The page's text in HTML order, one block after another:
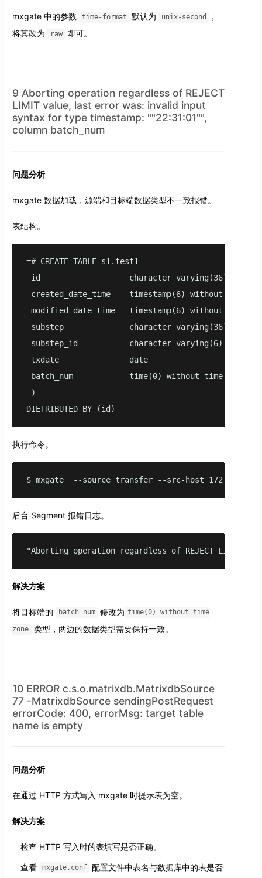
mxgate 中的参数 time-format 默认为 unix-second
，
将其改为
raw 即可。
9 Aborting operation regardless of REJECT
LIMIT value, last error was: invalid input
syntax for type timestamp: ""22:31:01"",
column batch_num
问题分析
mxgate 数据加载，源端和目标端数据类型不一致报错。
表结构。
=# CREATE TABLE s1.test1
id                   character varying(36),
created_date_time    timestamp(6) without time
modified_date_time   timestamp(6) without time
substep              character varying(36)
substep_id           character varying(6)
txdate               date
batch_num            time(0) without time
)
DIETRIBUTED BY (id)
执行命令。
$ mxgate  --source transfer --src-host
后台 Segment 报错日志。
"Aborting operation regardless of REJECT LIMIT
解决方案
将目标端的 batch_num 修改为 time(0) without time
zone 类型，两边的数据类型需要保持一致。
10 ERROR c.s.o.matrixdb.MatrixdbSource
77 -MatrixdbSource sendingPostRequest
errorCode: 400, errorMsg: target table
name is empty
问题分析
在通过 HTTP 方式写入 mxgate 时提示表为空。
解决方案
检查 HTTP 写入时的表填写是否正确。
查看 mxgate.conf 配置文件中表名与数据库中的表是否